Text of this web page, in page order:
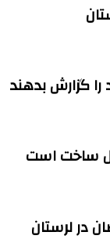
گزارش بدهند
در لرستان